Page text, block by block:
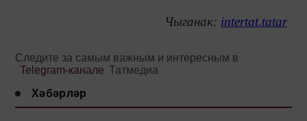
Чыганак: intertat.tatar
Следите за самым важным и интересным в
Telegram-канале Татмедиа
Хәбәрләр